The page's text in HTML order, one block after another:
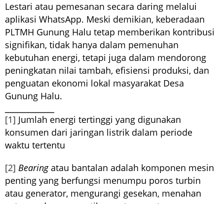
Lestari atau pemesanan secara daring melalui
aplikasi WhatsApp. Meski demikian, keberadaan
PLTMH Gunung Halu tetap memberikan kontribusi
signifikan, tidak hanya dalam pemenuhan
kebutuhan energi, tetapi juga dalam mendorong
peningkatan nilai tambah, efisiensi produksi, dan
penguatan ekonomi lokal masyarakat Desa
Gunung Halu.
[1] Jumlah energi tertinggi yang digunakan
konsumen dari jaringan listrik dalam periode
waktu tertentu
[2] Bearingatau bantalan adalah komponen mesin
penting yang berfungsi menumpu poros turbin
atau generator, mengurangi gesekan, menahan